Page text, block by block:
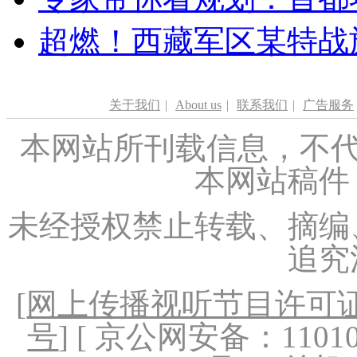
超燃！西藏军区某特
关于我们 | About us | 联系我们 | 广告服务
本网站所刊载信息，不
本网站稿
未经授权禁止转载、摘
追
[网上传播视听节目许可
号] [ 京公网安备：